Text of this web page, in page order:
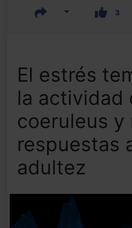
3
El estrés
la actividad
coeruleus y
respuestas
adultez